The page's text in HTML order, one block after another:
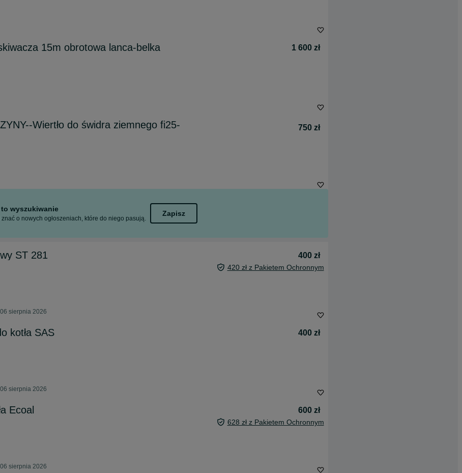
15m obrotowa lanca-belka 1 600 zł
Wiertło do świdra ziemnego fi25-
750 zł
wyszukiwanie
znać o nowych ogłoszeniach, które do niego pasują.
Zapisz
ST 281
400 zł
420 zł z Pakietem Ochronnym
sierpnia 2026
kotła SAS
400 zł
sierpnia 2026
Ecoal
600 zł
628 zł z Pakietem Ochronnym
sierpnia 2026